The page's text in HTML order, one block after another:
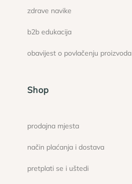
zdrave navike
b2b edukacija
obavijest o povlačenju proizvoda
Shop
prodajna mjesta
način plaćanja i dostava
pretplati se i uštedi